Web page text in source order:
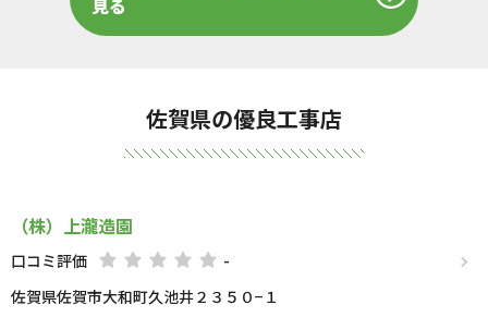
見る
佐賀県の優良工事店
（株）上瀧造園
口コミ評価
-
佐賀県佐賀市大和町久池井２３５０−１